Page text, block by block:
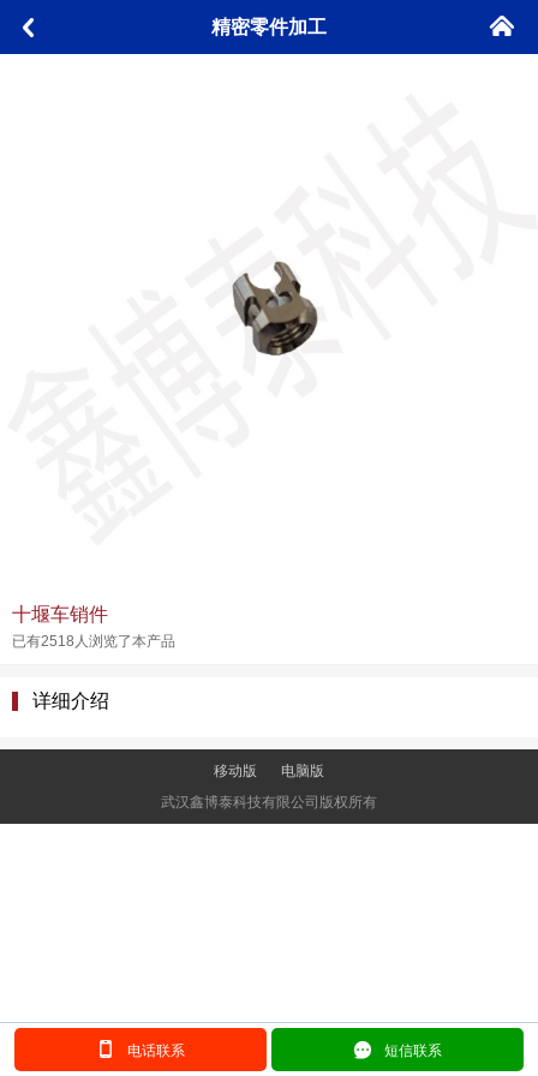
󰅮 精密零件加工 󰄫
十堰车销件
已有2518人浏览了本产品
详细介绍
移动版
电脑版
武汉鑫博泰科技有限公司版权所有
󰂢 电话联系 󰄲 短信联系